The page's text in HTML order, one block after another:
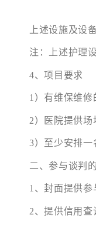
上述设施及设
注：上述护理
4、项目要求
1）有维保维修
2）医院提供场
3）至少安排一
二、参与谈判
1、封面提供参
2、提供信用查